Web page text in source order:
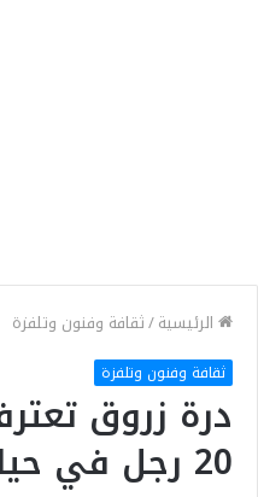
الرئيسية/ثقافة وفنون وتلفزة
ثقافة وفنون وتلفزة
درة زروق
20 رجل في حياتي